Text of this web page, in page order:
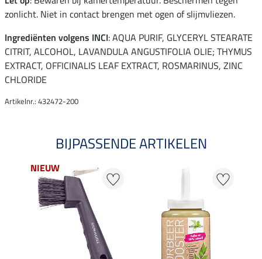
zonlicht. Niet in contact brengen met ogen of slijmvliezen.
Ingrediënten volgens INCI: AQUA PURIF, GLYCERYL STEARATE
CITRIT, ALCOHOL, LAVANDULA ANGUSTIFOLIA OLIE; THYMUS
EXTRACT, OFFICINALIS LEAF EXTRACT, ROSMARINUS, ZINC
CHLORIDE
Artikelnr.: 432472-200
BIJPASSENDE ARTIKELEN
NIEUW